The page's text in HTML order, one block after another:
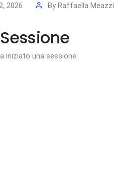
2026 By Raffaella Meazzi
iniziato una sessione.